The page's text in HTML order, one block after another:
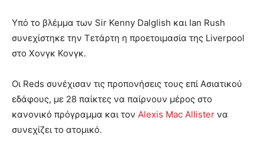
Υπό το βλέμμα των Sir Kenny Dalglish και Ian Rush
συνεχίστηκε την Τετάρτη η προετοιμασία της Liverpool
στο Χονγκ Κονγκ.
Οι Reds συνέχισαν τις προπονήσεις τους επί Ασιατικού
εδάφους, με 28 παίκτες να παίρνουν μέρος στο
κανονικό πρόγραμμα και τον Alexis Mac Allister να
συνεχίζει το ατομικό.